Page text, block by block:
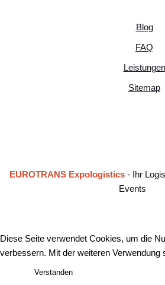
Blog
FAQ
Leistungen
Sitemap
EUROTRANS Expologistics- Ihr
Events
Diese Seite verwendet Cookies, um die
verbessern. Mit der weiteren Verwendung
Verstanden